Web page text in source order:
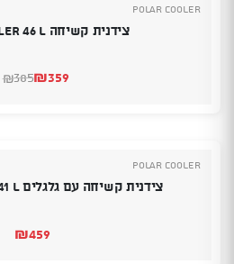
POLAR COOLER
צידנית קשיחה POLAR COOLER 46 L
₪385
המחיר₪359
המחיר
POLAR COOLER
צידנית קשיחה עם גלגלים POOLAR COOLER 41 L
₪459